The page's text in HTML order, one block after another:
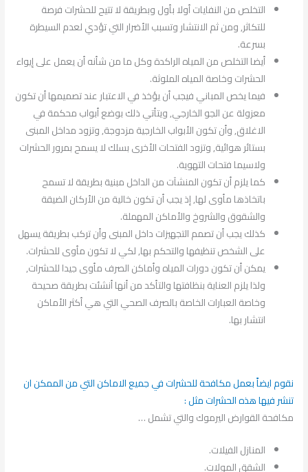
التخلص من النفايات أولا بأول وبطريقة لا تتيح للحشرات فرصة
للتكاثر, ومن ثم الانتشار وتسبب الأضرار التي تؤدي لعدم السيطرة
بسرعة.
أيضا التخلص من المياه الراكدة وكل ما من شأنه أن يعمل على إيواء
الحشرات وخاصة المياه الملوثة.
فيما يخص المباني فيجب أن يؤخذ في الاعتبار عند تصميمها أن تكون
معزولة عن الجو الخارجي, ويتأتي ذلك بوضع أبواب محكمة في
الاغلاق, وأن تكون الأبواب الخارجية مزدوجة, وتزود مداخل المبنى
بستائر هوائية, وتزود الفتحات الأخرى بسلك لا يسمح بمرور الحشرات
ولاسيما فتحات التهوية.
كما يلزم أن تكون المنشآت من الداخل مبنية بطريقة لا تسمح
باتخاذها مأوى لها, إذ يجب أن تكون خالية من الأركان الضيقة
والشقوق والشروخ والأماكن المهملة.
كذلك يجب أن تصمم التجهيزات داخل المبنى وأن تركب بطريقة يسهل
على الشخص تنظيفها والتحكم بها, لكي لا تكون مأوى للحشرات.
يمكن أن تكون دورات المياه وأماكن الصرف مأوى جيدا للحشرات,
ولذا يلزم العناية بنظافتها والتأكد من أنها أنشئت بطريقة صحيحة
وخاصة العبارات الخاصة بالصرف الصحي التي هي أكثر الأماكن
انتشار بها.
نقوم ايضاً بعمل مكافحة للحشرات في جميع الاماكن التي من الممكن ان
تنشر فيها هذه الحشرات مثل :
مكافحة القوارض اليرموك والتي تشمل …
المنازل الفيلات.
الشقق المولات.